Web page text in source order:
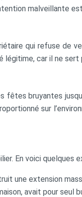
malveillante
qui refuse de
car il ne sert
bruyantes
sur
En voici quelques
une extension
avait pour seul